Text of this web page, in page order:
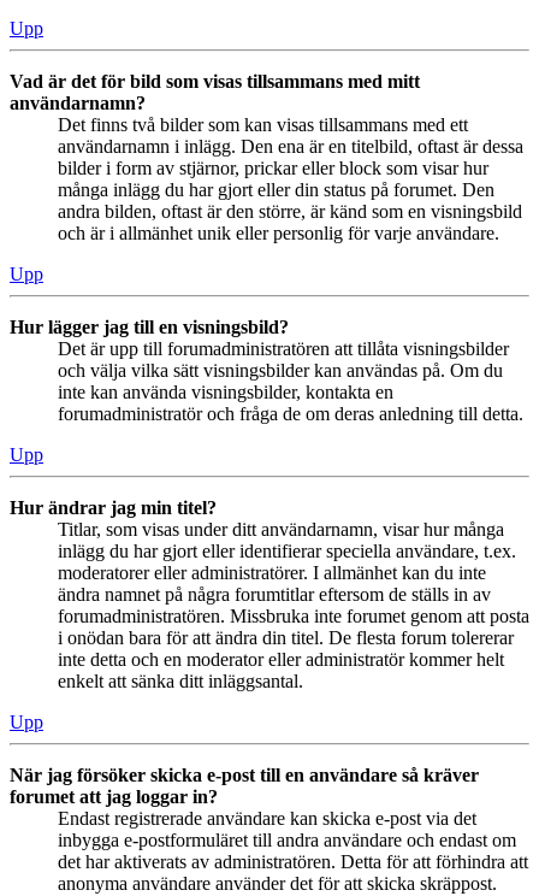
Upp
Vad är det för bild som visas tillsammans med mitt
användarnamn?
Det finns två bilder som kan visas tillsammans med ett
användarnamn i inlägg. Den ena är en titelbild, oftast är dessa
bilder i form av stjärnor, prickar eller block som visar hur
många inlägg du har gjort eller din status på forumet. Den
andra bilden, oftast är den större, är känd som en visningsbild
och är i allmänhet unik eller personlig för varje användare.
Upp
Hur lägger jag till en visningsbild?
Det är upp till forumadministratören att tillåta visningsbilder
och välja vilka sätt visningsbilder kan användas på. Om du
inte kan använda visningsbilder, kontakta en
forumadministratör och fråga de om deras anledning till detta.
Upp
Hur ändrar jag min titel?
Titlar, som visas under ditt användarnamn, visar hur många
inlägg du har gjort eller identifierar speciella användare, t.ex.
moderatorer eller administratörer. I allmänhet kan du inte
ändra namnet på några forumtitlar eftersom de ställs in av
forumadministratören. Missbruka inte forumet genom att posta
i onödan bara för att ändra din titel. De flesta forum tolererar
inte detta och en moderator eller administratör kommer helt
enkelt att sänka ditt inläggsantal.
Upp
När jag försöker skicka e-post till en användare så kräver
forumet att jag loggar in?
Endast registrerade användare kan skicka e-post via det
inbygga e-postformuläret till andra användare och endast om
det har aktiverats av administratören. Detta för att förhindra att
anonyma användare använder det för att skicka skräppost.